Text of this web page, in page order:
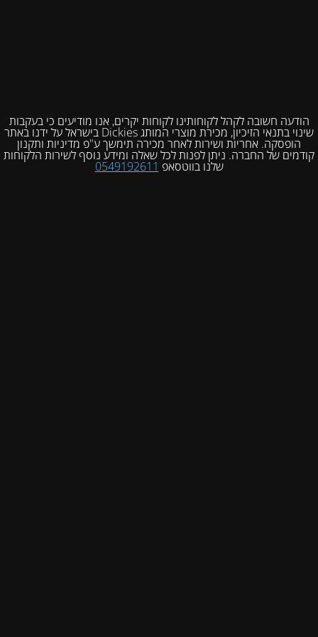
הודעה חשובה לקהל לקוחותינו לקוחות יקרים, אנו מודיעים כי בעקבות
שינוי בתנאי הזיכיון, מכירת מוצרי המותג Dickies בישראל על ידנו באתר
הופסקה. אחריות ושירות לאחר מכירה תימשך ע"פ מדיניות ותקנון
קודמים של החברה. ניתן לפנות לכל שאלה ומידע נוסף לשירות הלקוחות
שלנו בווטסאפ 0549192611